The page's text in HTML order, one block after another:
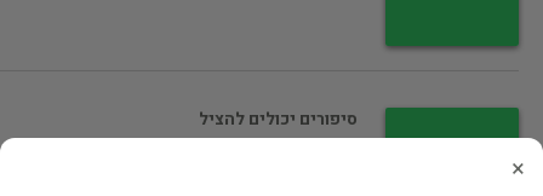
סיפורים יכולים להציל
×